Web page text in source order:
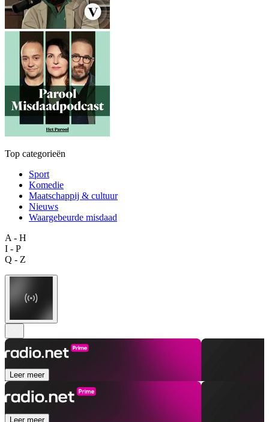
Top categorieën
Sport
Komedie
Maatschappij & cultuur
Nieuws
Waargebeurde misdaad
A - H
I - P
Q - Z
Leer meer
Leer meer